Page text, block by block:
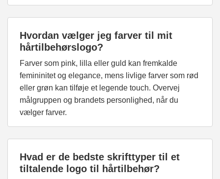
Hvordan vælger jeg farver til mit
hårtilbehørslogo?
Farver som pink, lilla eller guld kan fremkalde
femininitet og elegance, mens livlige farver som rød
eller grøn kan tilføje et legende touch. Overvej
målgruppen og brandets personlighed, når du
vælger farver.
Hvad er de bedste skrifttyper til et
tiltalende logo til hårtilbehør?